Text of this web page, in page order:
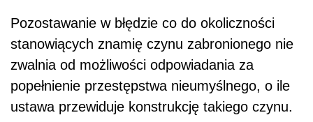
Pozostawanie w błędzie co do okoliczności
stanowiących znamię czynu zabronionego nie
zwalnia od możliwości odpowiadania za
popełnienie przestępstwa nieumyślnego, o ile
ustawa przewiduje konstrukcję takiego czynu.